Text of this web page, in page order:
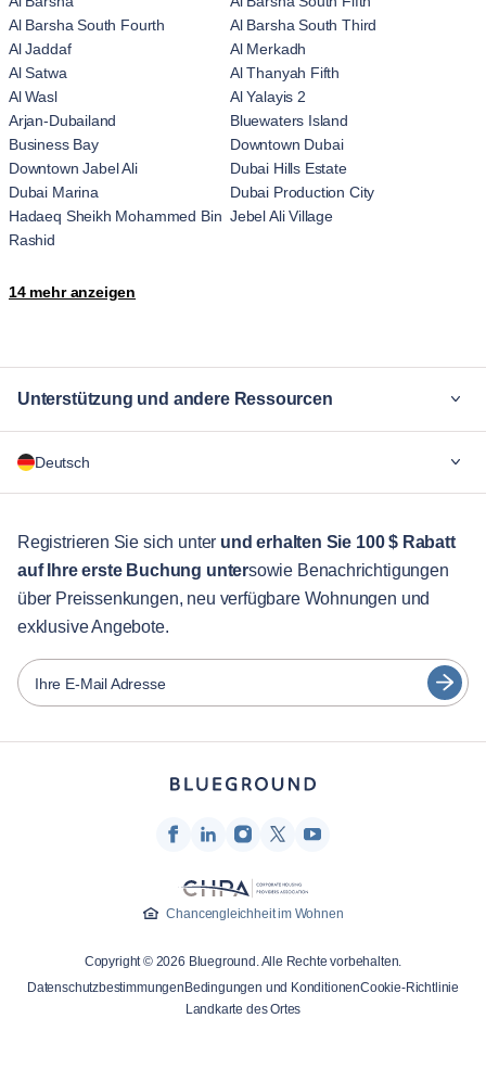
Al Barsha South Fourth
Al Barsha South Third
Al Jaddaf
Al Merkadh
Al Satwa
Al Thanyah Fifth
Al Wasl
Al Yalayis 2
Arjan-Dubailand
Bluewaters Island
Business Bay
Downtown Dubai
Downtown Jabel Ali
Dubai Hills Estate
Dubai Marina
Dubai Production City
Hadaeq Sheikh Mohammed Bin
Rashid
Jebel Ali Village
Jumeirah Village
Umm Suqeim
Wadi Al Safa 7
14 mehr anzeigen
Unterstützung und andere Ressourcen
Für Unternehmen
Gästebetreuung
Stadt-Guide
Partner
Vermieter von Möbeln
Vermieter
Franchise-Partner
Deutsch
English
Português
Español
Français
Türkçe
Registrieren Sie sich unter und erhalten Sie 100 $ Rabatt
auf Ihre erste Buchung untersowie Benachrichtigungen
über Preissenkungen, neu verfügbare Wohnungen und
exklusive Angebote.
Ihre E-Mail Adresse
Chancengleichheit im Wohnen
Copyright © 2026 Blueground. Alle Rechte vorbehalten.
DatenschutzbestimmungenBedingungen und KonditionenCookie-Richtlinie
Landkarte des Ortes